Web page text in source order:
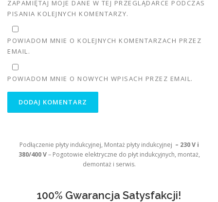
ZAPAMIĘTAJ MOJE DANE W TEJ PRZEGLĄDARCE PODCZAS
PISANIA KOLEJNYCH KOMENTARZY.
POWIADOM MNIE O KOLEJNYCH KOMENTARZACH PRZEZ
EMAIL.
POWIADOM MNIE O NOWYCH WPISACH PRZEZ EMAIL.
Podłączenie płyty indukcyjnej, Montaż płyty indukcyjnej – 230 V i
380/400 V– Pogotowie elektryczne do płyt indukcyjnych, montaż,
demontaż i serwis.
100% Gwarancja Satysfakcji!